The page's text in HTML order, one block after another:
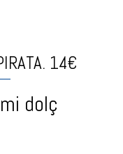
14€
dolç